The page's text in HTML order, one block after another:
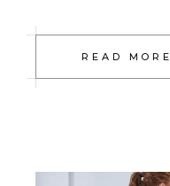
READ MORE